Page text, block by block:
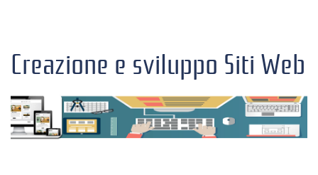
Creazione e sviluppo Siti Web